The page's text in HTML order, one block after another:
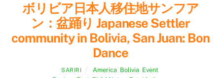
ボリビア日本人移住地サンフア
ン：盆踊り Japanese Settler
community in Bolivia, San Juan: Bon
Dance
SARIRI America, Bolivia, Event,